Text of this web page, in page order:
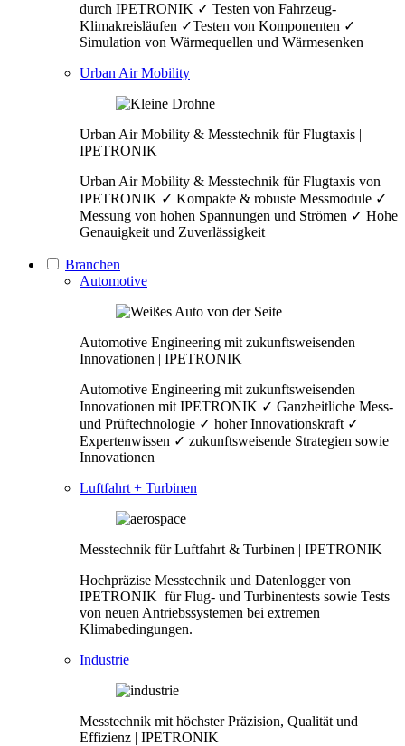
durch IPETRONIK ✓ Testen von Fahrzeug-
Klimakreisläufen ✓Testen von Komponenten ✓
Simulation von Wärmequellen und Wärmesenken
Urban Air Mobility
Urban Air Mobility & Messtechnik für Flugtaxis |
IPETRONIK
Urban Air Mobility & Messtechnik für Flugtaxis von
IPETRONIK ✓ Kompakte & robuste Messmodule ✓
Messung von hohen Spannungen und Strömen ✓ Hohe
Genauigkeit und Zuverlässigkeit
Branchen
Automotive
Automotive Engineering mit zukunftsweisenden
Innovationen | IPETRONIK
Automotive Engineering mit zukunftsweisenden
Innovationen mit IPETRONIK ✓ Ganzheitliche Mess-
und Prüftechnologie ✓ hoher Innovationskraft ✓
Expertenwissen ✓ zukunftsweisende Strategien sowie
Innovationen
Luftfahrt + Turbinen
Messtechnik für Luftfahrt & Turbinen | IPETRONIK
Hochpräzise Messtechnik und Datenlogger von
IPETRONIK für Flug- und Turbinentests sowie Tests
von neuen Antriebssystemen bei extremen
Klimabedingungen.
Industrie
Messtechnik mit höchster Präzision, Qualität und
Effizienz | IPETRONIK